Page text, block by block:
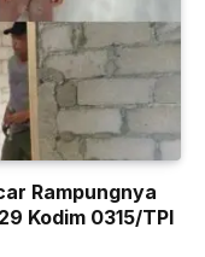
Rampungnya
Kodim 0315/TPI